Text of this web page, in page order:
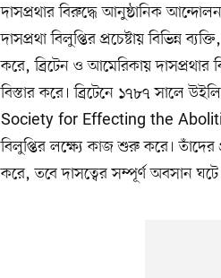
দাসপ্রথার বিরুদ্ধে আনুষ্ঠানিক
দাসপ্রথা বিলুপ্তির প্রচেষ্টায় বিভিন্ন
করে, ব্রিটেন ও আমেরিকায় দাসপ্রথার
বিস্তার করে। ব্রিটেনে ১৭৮৭ সালে
Society for Effecting the
বিলুপ্তির লক্ষ্যে কাজ শুরু করে। তাঁদের
করে, তবে দাসত্বের সম্পূর্ণ অবসান